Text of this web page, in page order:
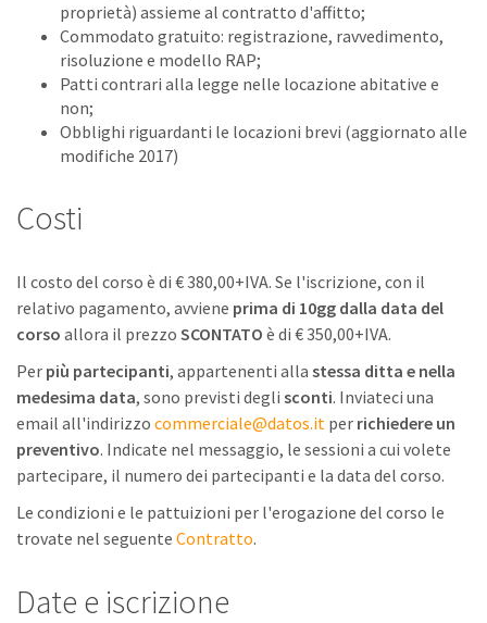
proprietà) assieme al contratto d'affitto;
Commodato gratuito: registrazione, ravvedimento,
risoluzione e modello RAP;
Patti contrari alla legge nelle locazione abitative e
non;
Obblighi riguardanti le locazioni brevi (aggiornato alle
modifiche 2017)
Costi
Il costo del corso è di € 380,00+IVA. Se l'iscrizione, con il
relativo pagamento, avviene prima di 10gg dalla data del
corso allora il prezzo SCONTATO è di € 350,00+IVA.
Per più partecipanti, appartenenti alla stessa ditta e nella
medesima data, sono previsti degli sconti. Inviateci una
email all'indirizzo commerciale@datos.it per richiedere un
preventivo. Indicate nel messaggio, le sessioni a cui volete
partecipare, il numero dei partecipanti e la data del corso.
Le condizioni e le pattuizioni per l'erogazione del corso le
trovate nel seguente Contratto.
Date e iscrizione